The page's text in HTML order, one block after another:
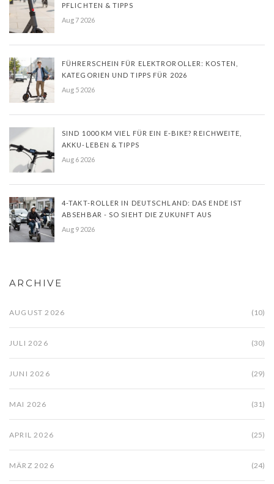
PFLICHTEN & TIPPS
Aug 7 2026
FÜHRERSCHEIN FÜR ELEKTROROLLER: KOSTEN,
KATEGORIEN UND TIPPS FÜR 2026
Aug 5 2026
SIND 1000 KM VIEL FÜR EIN E-BIKE? REICHWEITE,
AKKU-LEBEN & TIPPS
Aug 6 2026
4-TAKT-ROLLER IN DEUTSCHLAND: DAS ENDE IST
ABSEHBAR - SO SIEHT DIE ZUKUNFT AUS
Aug 9 2026
ARCHIVE
AUGUST 2026 (10)
JULI 2026 (30)
JUNI 2026 (29)
MAI 2026 (31)
APRIL 2026 (25)
MÄRZ 2026 (24)